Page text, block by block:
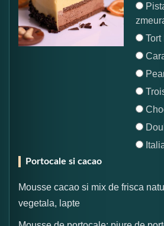
Tort
Portocale si cacao
Mousse cacao si mix de frisca
vegetala, lapte